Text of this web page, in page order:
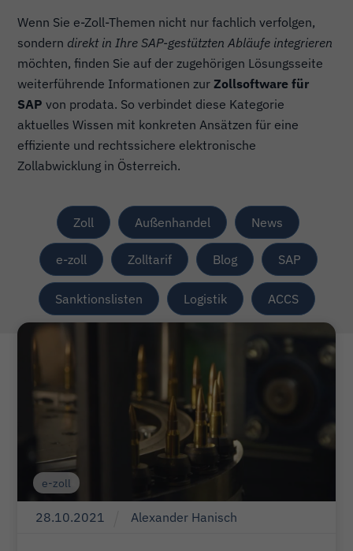
Wenn Sie e-Zoll-Themen nicht nur fachlich verfolgen,
sondern direkt in Ihre SAP-gestützten Abläufe integrieren
möchten, finden Sie auf der zugehörigen Lösungsseite
weiterführende Informationen zurZollsoftware für
SAP von prodata. So verbindet diese Kategorie
aktuelles Wissen mit konkreten Ansätzen für eine
effiziente und rechtssichere elektronische
Zollabwicklung in Österreich.
Zoll Außenhandel News
e-zoll Zolltarif Blog SAP
Sanktionslisten Logistik ACCS
e-zoll
28.10.2021 Alexander Hanisch